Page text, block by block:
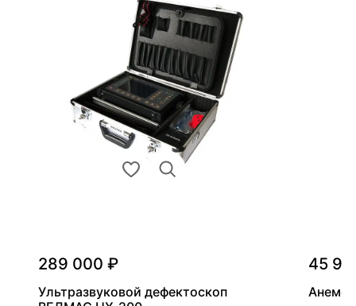
289 000 ₽
Ультразвуковой дефектоскоп
45